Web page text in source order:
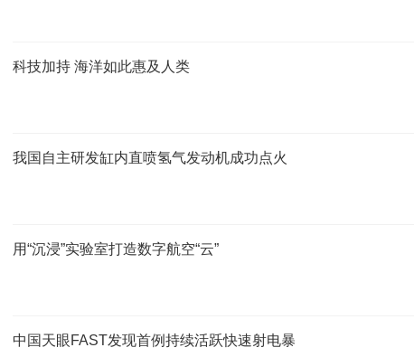
科技加持 海洋如此惠及人类
我国自主研发缸内直喷氢气发动机成功点火
用“沉浸”实验室打造数字航空“云”
中国天眼FAST发现首例持续活跃快速射电暴